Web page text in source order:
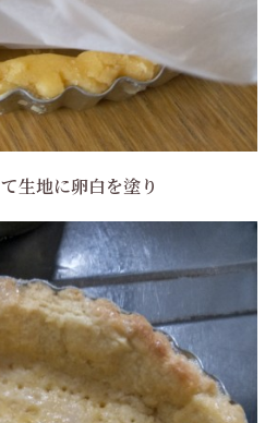
生地に卵白を塗り